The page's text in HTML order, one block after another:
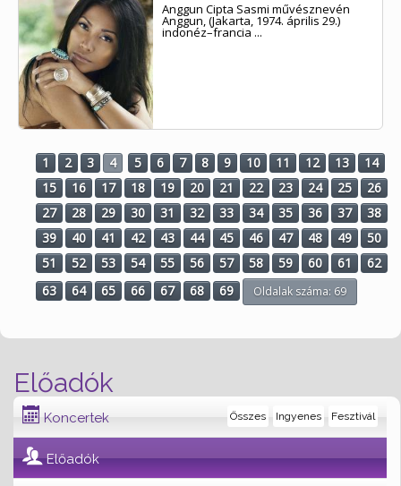
Előadók
Koncertek Fesztivál
Ingyenes
Összes
Előadók
Anggun Cipta Sasmi művésznevén
Anggun, (Jakarta, 1974. április 29.)
indonéz–francia ...
1 2 3 4 5 6 7 8 9 10 11 12 13
14
15
16 17 18 19 20 21 22 23 24 25
26
27
28 29 30 31 32 33 34 35 36 37
38
39
40 41 42 43 44 45 46 47 48 49
50
51
52 53 54 55 56 57 58 59 60 61
62
63
64 65 66 67 68 69 Oldalak száma: 69